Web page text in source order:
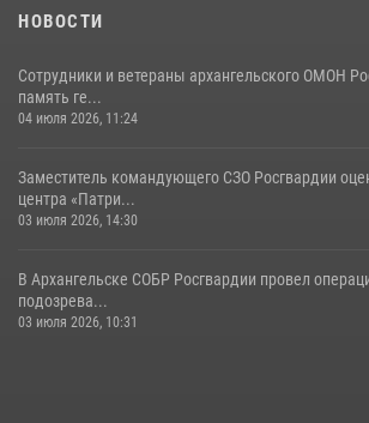
НОВОСТИ
Сотрудники и ветераны архангельского ОМОН
память ге...
04 июля 2026, 11:24
Заместитель командующего СЗО Росгвардии
центра «Патри...
03 июля 2026, 14:30
В Архангельске СОБР Росгвардии провел
подозрева...
03 июля 2026, 10:31